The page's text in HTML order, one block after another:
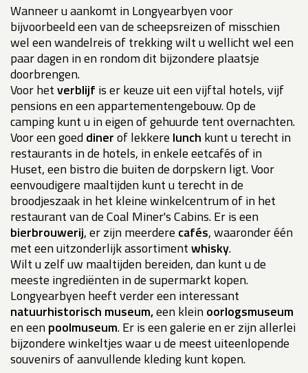
Wanneer u aankomt in Longyearbyen voor
bijvoorbeeld een van de scheepsreizen of misschien
wel een wandelreis of trekking wilt u wellicht wel een
paar dagen in en rondom dit bijzondere plaatsje
doorbrengen.
Voor hetverblijf is er keuze uit een vijftal hotels, vijf
pensions en een appartementengebouw. Op de
camping kunt u in eigen of gehuurde tent overnachten.
Voor een goed dinerof lekkere lunch kunt u terecht in
restaurants in de hotels, in enkele eetcafés of in
Huset, een bistro die buiten de dorpskern ligt. Voor
eenvoudigere maaltijden kunt u terecht in de
broodjeszaak in het kleine winkelcentrum of in het
restaurant van de Coal Miner's Cabins. Er is een
bierbrouwerij, er zijn meerdere cafés, waaronder één
met een uitzonderlijk assortimentwhisky.
Wilt u zelf uw maaltijden bereiden, dan kunt u de
meeste ingrediënten in de supermarkt kopen.
Longyearbyen heeft verder een interessant
natuurhistorisch museum,een klein oorlogsmuseum
en een poolmuseum. Er is een galerie en er zijn allerlei
bijzondere winkeltjes waar u de meest uiteenlopende
souvenirs of aanvullende kleding kunt kopen.